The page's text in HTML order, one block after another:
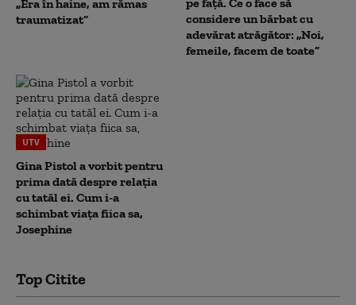
„Era în haine, am rămas
traumatizat”
considere un bărbat cu
adevărat atrăgător: „Noi,
femeile, facem de toate”
UTV
Gina Pistol a vorbit pentru
prima dată despre relația
cu tatăl ei. Cum i-a
schimbat viața fiica sa,
Josephine
Top Citite